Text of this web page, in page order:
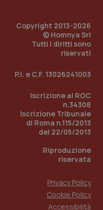
Copyright 2013-2026
© Homnya Srl
Tutti i diritti sono
riservati
P.I. e C.F. 13026241003
Iscrizione al ROC
n.34308
Iscrizione Tribunale
di Roma n.115/2013
del 22/05/2013
Riproduzione
riservata
Privacy Policy
Cookie Policy
Accessibilità
.quotidianosanita.it
1
mese